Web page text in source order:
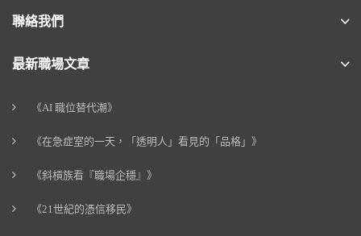
聯絡我們
最新職場文章
《AI 職位替代潮》
《在急症室的一天，「透明人」看見的「品格」》
《斜槓族看『職場企穩』》
《21世紀的憑信移民》